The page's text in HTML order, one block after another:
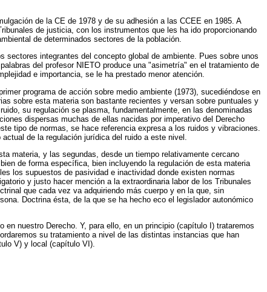
de la CE de 1978 y de su adhesión a las CCEE en 1985. A
de justicia, con los instrumentos que les ha ido proporcionando
de determinados sectores de la población.
integrantes del concepto global de ambiente. Pues sobre unos
del profesor NIETO produce una "asimetría" en el tratamiento de
e importancia, se le ha prestado menor atención.
programa de acción sobre medio ambiente (1973), sucediéndose en
sobre esta materia son bastante recientes y versan sobre puntuales y
su regulación se plasma, fundamentalmente, en las denominadas
dispersas muchas de ellas nacidas por imperativo del Derecho
tipo de normas, se hace referencia expresa a los ruidos y vibraciones.
de la regulación jurídica del ruido a este nivel.
materia, y las segundas, desde un tiempo relativamente cercano
de forma específica, bien incluyendo la regulación de esta materia
los supuestos de pasividad e inactividad donde existen normas
y justo hacer mención a la extraordinaria labor de los Tribunales
que cada vez va adquiriendo más cuerpo y en la que, sin
Doctrina ésta, de la que se ha hecho eco el legislador autonómico
nuestro Derecho. Y, para ello, en un principio (capítulo I) trataremos
su tratamiento a nivel de las distintas instancias que han
V) y local (capítulo VI).